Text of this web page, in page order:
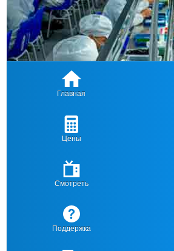
Главная
Цены
Смотреть
Поддержка